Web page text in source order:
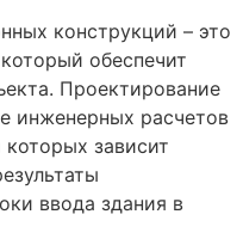
конструкций – это
обеспечит
Проектирование
инженерных расчетов
зависит
ввода здания в